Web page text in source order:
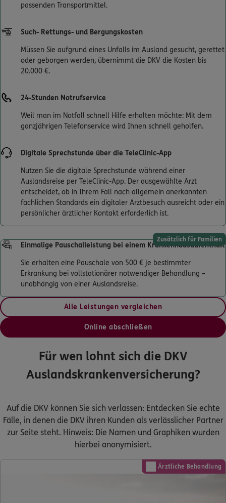
passenden Transportmittel.
Such- Rettungs- und Bergungskosten
Müssen Sie aufgrund eines Unfalls im Ausland gesucht, gerettet
oder geborgen werden, übernimmt die DKV die Kosten bis
20.000 €.
24-Stunden Notrufservice
Weil man im Notfall schnell Hilfe erhalten möchte: Mit dem
ganzjährigen Telefonservice wird Ihnen schnell geholfen.
Digitale Sprechstunde über die TeleClinic-App
Nutzen Sie die digitale Sprechstunde während einer
Auslandsreise per TeleClinic-App. Der ausgewählte Arzt
entscheidet, ob in Ihrem Fall nach allgemein anerkannten
fachlichen Standards ein digitaler Arztbesuch ausreicht oder ein
persönlicher ärztlicher Kontakt erforderlich ist.
Zusätzlich für Familien
Einmalige Pauschalleistung bei einem Krankenhausaufenthalt
Sie erhalten eine Pauschale von 500 € je bestimmter
Erkrankung bei vollstationärer notwendiger Behandlung –
unabhängig von einer Auslandsreise.
Alle Leistungen vergleichen
Online abschließen
Für wen lohnt sich die DKV
Auslandskrankenversicherung?
Auf die DKV können Sie sich verlassen: Entdecken Sie echte
Fälle, in denen die DKV ihren Kunden als verlässlicher Partner
zur Seite steht. Hinweis: Die Namen und Graphiken wurden
hierbei anonymisiert.
Ärztliche Behandlung